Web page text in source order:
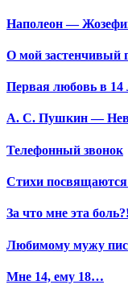
Наполеон —
О мой застенчивый
Первая любовь в
А. С. Пушкин —
Телефонный звонок
Стихи
За что мне эта боль?!
Любимому мужу
Мне 14, ему 18…